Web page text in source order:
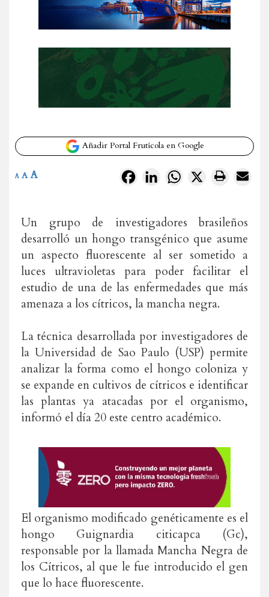
Añadir Portal Frutícola en Google
FacebookLinkedInWhatsApp
X
A A A
Un grupo de investigadores brasileños
desarrolló un hongo transgénico que asume
un aspecto fluorescente al ser sometido a
luces ultravioletas para poder facilitar el
estudio de una de las enfermedades que más
amenaza a los cítricos, la mancha negra.
La técnica desarrollada por investigadores de
la Universidad de Sao Paulo (USP) permite
analizar la forma como el hongo coloniza y
se expande en cultivos de cítricos e identificar
las plantas ya atacadas por el organismo,
informó el día 20 este centro académico.
El organismo modificado genéticamente es el
hongo Guignardia citicapca (Gc),
responsable por la llamada Mancha Negra de
los Cítricos, al que le fue introducido el gen
que lo hace fluorescente.